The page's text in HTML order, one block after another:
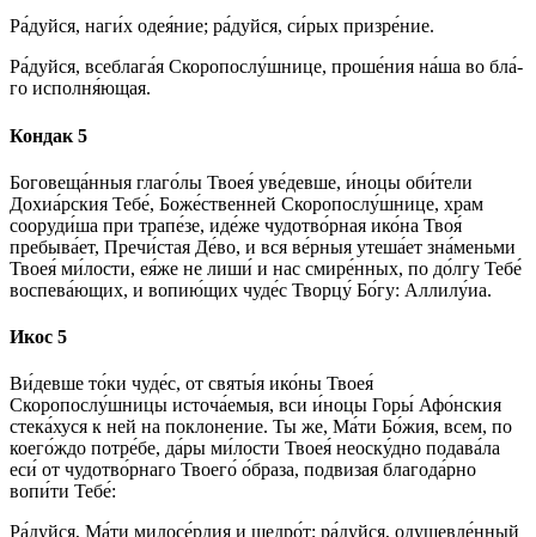
Ра́­дуй­ся, на­ги́х оде­я́ние; ра́­дуй­ся, си́­рых при­зре́­ние.
Ра́­дуй­ся, всеблага́я Скоропослу́шнице, про­ше́­ния на́­ша во бла́­
го исполня́ющая.
Кондак 5
Боговеща́нныя гла­го́­лы Твоея́ уве́девше, и́ноцы оби́­те­ли
Дохиа́рския Те­бе́, Боже́ственней Скоропослу́шнице, храм
сооруди́ша при трапе́зе, иде́­же чудотво́рная ико́­на Твоя́
пребыва́ет, Пре­чи́с­тая Де́­во, и вся ве́р­ныя утеша́ет зна́­мень­ми
Твоея́ ми́­лос­ти, ея́­же не лиши́ и нас смире́нных, по до́лгу Те­бе́
воспева́ющих, и во­пию́­щих чу­де́с Твор­цу́ Бо́­гу: Алли­лу́иа.
Икос 5
Ви́­дев­ше то́­ки чу­де́с, от свя­ты́я ико́­ны Твоея́
Скоропослу́шницы источа́емыя, вси и́ноцы Горы́ Афо́нския
стека́хуся к ней на по­кло­не­ние. Ты же, Ма́­ти Бо́­жия, всем, по
коего́ждо потре́бе, да́ры ми́­лос­ти Твоея́ не­ос­ку́д­но подава́ла
еси́ от чудотво́рнаго Тво­его́ о́браза, под­ви­зая бла­го­да́р­но
вопи́ти Те­бе́:
Ра́­дуй­ся, Ма́­ти ми­ло­се́р­дия и щед­ро́т; ра́­дуй­ся, оду­шев­ле́н­ный